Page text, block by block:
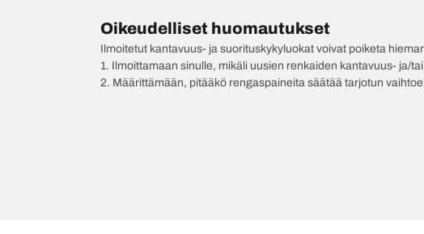
Oikeudelliset huomautukset
Ilmoitetut kantavuus- ja suorituskykyluokat voivat poiketa
1. Ilmoittamaan sinulle, mikäli uusien renkaiden kantavuus- ja/
2. Määrittämään, pitääkö rengaspaineita säätää tarjotun